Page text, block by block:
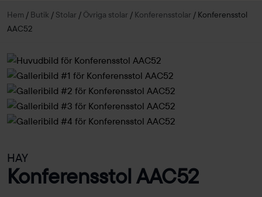
Hem / Butik / Stolar / Övriga stolar / Konferensstolar / Konferensstol
AAC52
HAY
Konferensstol AAC52